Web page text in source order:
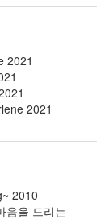
2021
2021
2010
음을 드리는